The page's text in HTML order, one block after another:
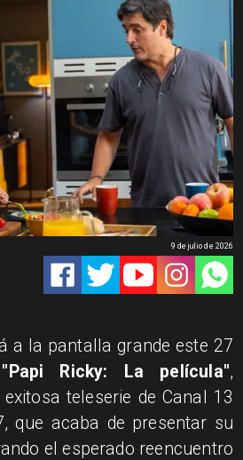
9 de julio de 2026
a la pantalla grande este 27
"Papi Ricky: La película",
teleserie de Canal 13
que acaba de presentar su
el esperado reencuentro